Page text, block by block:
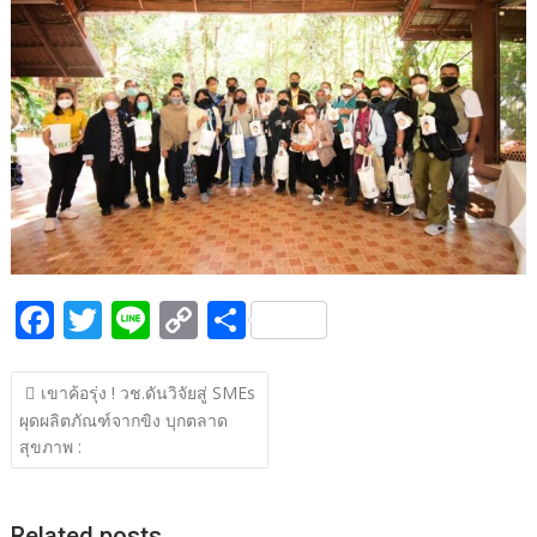
o
o
k
Li
n
k
F
ac
e
b
o
T
w
itt
er
Li
n
e
C
o
p
y
Li
S
h
ar
แนะแนว
เรื่อง
เขาค้อรุ่ง ! วช.ดันวิจัยสู่ SMEs
ผุดผลิตภัณฑ์จากขิง บุกตลาด
สุขภาพ :